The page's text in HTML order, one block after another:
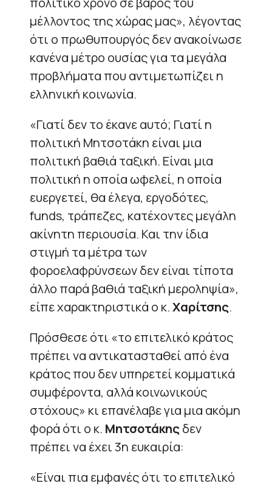
μέλλοντος της χώρας μας», λέγοντας
ότι ο πρωθυπουργός δεν ανακοίνωσε
κανένα μέτρο ουσίας για τα μεγάλα
προβλήματα που αντιμετωπίζει η
ελληνική κοινωνία.
«Γιατί δεν το έκανε αυτό; Γιατί η
πολιτική Μητσοτάκη είναι μια
πολιτική βαθιά ταξική. Είναι μια
πολιτική η οποία ωφελεί, η οποία
ευεργετεί, θα έλεγα, εργοδότες,
funds, τράπεζες, κατέχοντες μεγάλη
ακίνητη περιουσία. Και την ίδια
στιγμή τα μέτρα των
φοροελαφρύνσεων δεν είναι τίποτα
άλλο παρά βαθιά ταξική μεροληψία»,
είπε χαρακτηριστικά ο κ.Χαρίτσης.
Πρόσθεσε ότι «το επιτελικό κράτος
πρέπει να αντικατασταθεί από ένα
κράτος που δεν υπηρετεί κομματικά
συμφέροντα, αλλά κοινωνικούς
στόχους» κι επανέλαβε για μια ακόμη
φορά ότι ο κ. Μητσοτάκηςδεν
πρέπει να έχει 3η ευκαιρία:
«Είναι πια εμφανές ότι το επιτελικό